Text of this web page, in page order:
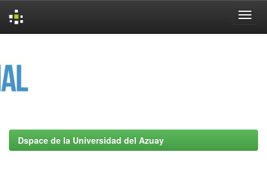
Dspace de la Universidad del Azuay